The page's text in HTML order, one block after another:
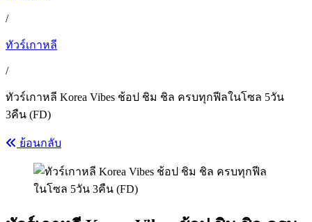
/
ทัวร์เกาหลี
/
ทัวร์เกาหลี Korea Vibes ช้อป ชิม ชิล ครบทุกฟีลในโซล 5วัน
3คืน (FD)
ย้อนกลับ